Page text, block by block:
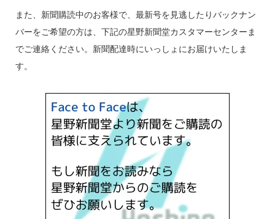
また、新聞購読中のお客様で、最新号を見逃したりバックナン
バーをご希望の方は、下記の星野新聞堂カスタマーセンターま
でご連絡ください。新聞配達時にいっしょにお届けいたしま
す。